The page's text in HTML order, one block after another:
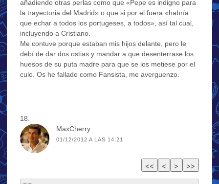
añadiendo otras perlas como que «Pepe es indigno para
la trayectoria del Madrid» o que si por el fuera «habría
que echar a todos los portugeses, a todos», así tal cual,
incluyendo a Cristiano.
Me contuve porque estaban mis hijos delante, pero le
debí de dar dos ostias y mandar a que desenterrase los
huesos de su puta madre para que se los metiese por el
culo. Os he fallado como Fansista, me averguenzo.
MaxCherry
01/12/2012 A LAS 14:21